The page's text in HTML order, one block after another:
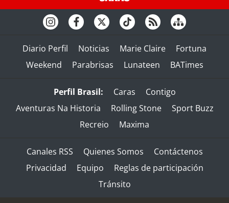
Diario Perfil Noticias Marie Claire
Fortuna
Weekend
Parabrisas Lunateen BATimes
Perfil Brasil: Caras
Contigo
Aventuras Na Historia
Rolling Stone
Sport Buzz
Recreio
Maxima
Canales RSS Quienes Somos
Contáctenos
Privacidad
Equipo
Reglas de participación
Tránsito